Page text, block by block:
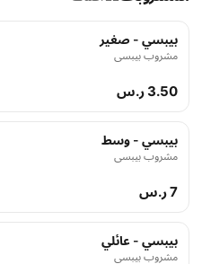
بيبسي - صغير
مشروب بيبسي
3.50 ر.س
بيبسي - وسط
مشروب بيبسي
7 ر.س
بيبسي - عائلي
مشروب بيبسي